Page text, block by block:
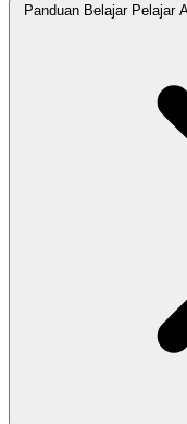
Panduan Belajar Pelajar